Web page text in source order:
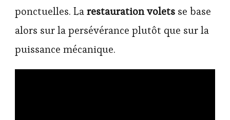
ponctuelles. Larestauration volets se base
alors sur la persévérance plutôt que sur la
puissance mécanique.